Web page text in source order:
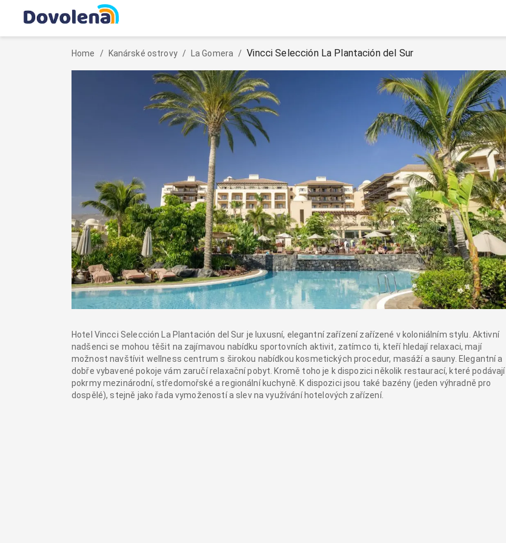
Home / Kanárské ostrovy / La Gomera / Vincci Selección La Plantación del Sur
Hotel Vincci Selección La Plantación del Sur je luxusní, elegantní zařízení zařízené v koloniálním stylu. Aktivní
nadšenci se mohou těšit na zajímavou nabídku sportovních aktivit, zatímco ti, kteří hledají relaxaci, mají
možnost navštívit wellness centrum s širokou nabídkou kosmetických procedur, masáží a sauny. Elegantní a
dobře vybavené pokoje vám zaručí relaxační pobyt. Kromě toho je k dispozici několik restaurací, které podávají
pokrmy mezinárodní, středomořské a regionální kuchyně. K dispozici jsou také bazény (jeden výhradně pro
dospělé), stejně jako řada vymožeností a slev na využívání hotelových zařízení.